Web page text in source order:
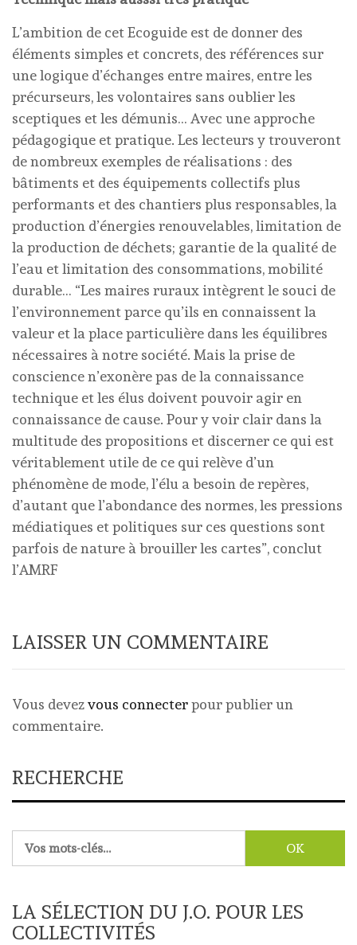
L’ambition de cet Ecoguide est de donner des
éléments simples et concrets, des références sur
une logique d’échanges entre maires, entre les
précurseurs, les volontaires sans oublier les
sceptiques et les démunis… Avec une approche
pédagogique et pratique. Les lecteurs y trouveront
de nombreux exemples de réalisations : des
bâtiments et des équipements collectifs plus
performants et des chantiers plus responsables, la
production d’énergies renouvelables, limitation de
la production de déchets; garantie de la qualité de
l’eau et limitation des consommations, mobilité
durable… “Les maires ruraux intègrent le souci de
l’environnement parce qu’ils en connaissent la
valeur et la place particulière dans les équilibres
nécessaires à notre société. Mais la prise de
conscience n’exonère pas de la connaissance
technique et les élus doivent pouvoir agir en
connaissance de cause. Pour y voir clair dans la
multitude des propositions et discerner ce qui est
véritablement utile de ce qui relève d’un
phénomène de mode, l’élu a besoin de repères,
d’autant que l’abondance des normes, les pressions
médiatiques et politiques sur ces questions sont
parfois de nature à brouiller les cartes”, conclut
l’AMRF
LAISSER UN COMMENTAIRE
Vous devezvous connecterpour publier un
commentaire.
RECHERCHE
LA SÉLECTION DU J.O. POUR LES
COLLECTIVITÉS